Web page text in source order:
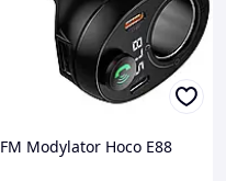
FM Modylator Hoco E88